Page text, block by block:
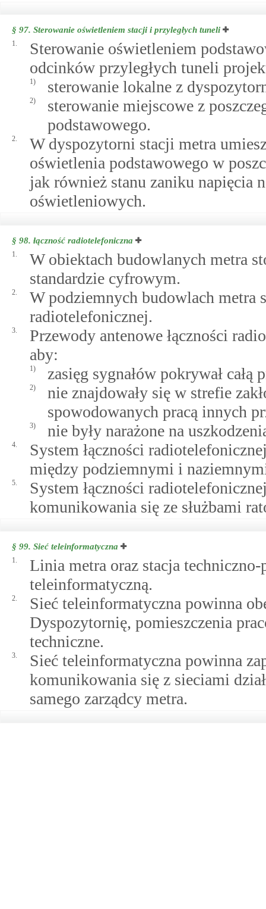
§ 97. Sterowanie oświetleniem stacji i przyległych tuneli
1.
Sterowanie oświetleniem
odcinków przyległych tuneli
1) sterowanie lokalne z
2)
sterowanie miejscowe z
podstawowego.
2.
W dyspozytorni stacji metra
oświetlenia podstawowego w
jak również stanu zaniku napięcia
oświetleniowych.
§ 98. łączność radiotelefoniczna
1.
W obiektach budowlanych metra
standardzie cyfrowym.
2.
W podziemnych budowlach metra
radiotelefonicznej.
3.
Przewody antenowe łączności
aby:
1) zasięg sygnałów pokrywał
2)
nie znajdowały się w strefie
spowodowanych pracą innych
3) nie były narażone na
4.
System łączności
między podziemnymi i
5.
System łączności
komunikowania się ze służbami
§ 99. Sieć teleinformatyczna
1.
Linia metra oraz stacja
teleinformatyczną.
2.
Sieć teleinformatyczna powinna
Dyspozytornię, pomieszczenia
techniczne.
3.
Sieć teleinformatyczna powinna
komunikowania się z sieciami
samego zarządcy metra.